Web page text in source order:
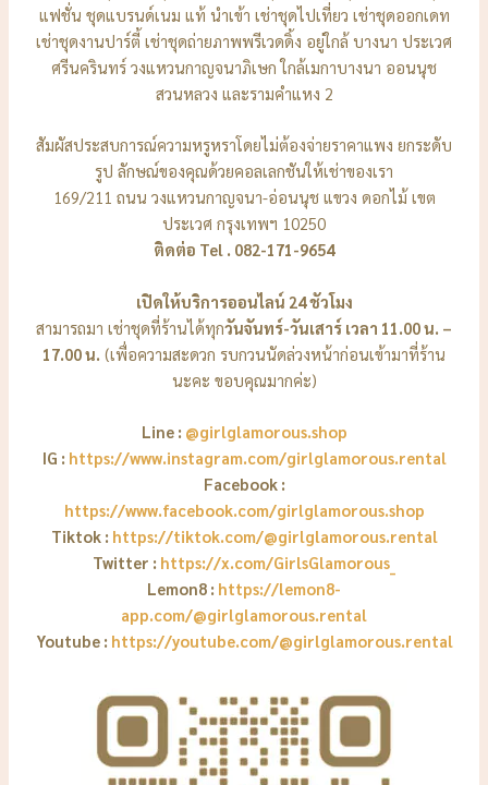
แฟชั่น ชุดแบรนด์เนม แท้ นำเข้า เช่าชุดไปเที่ยว เช่าชุดออกเดท
เช่าชุดงานปาร์ตี้ เช่าชุดถ่ายภาพพรีเวดดิ้ง อยู่ใกล้ บางนา ประเวศ
ศรีนครินทร์ วงแหวนกาญจนาภิเษก ใกล้เมกาบางนา ออนนุช
สวนหลวง และรามคำแหง 2
สัมผัสประสบการณ์ความหรูหราโดยไม่ต้องจ่ายราคาแพง ยกระดับ
รูป ลักษณ์ของคุณด้วยคอลเลกชันให้เช่าของเรา
169/211 ถนน วงแหวนกาญจนา-อ่อนนุช แขวง ดอกไม้ เขต
ประเวศ กรุงเทพฯ 10250
ติดต่อ Tel . 082-171-9654
เปิดให้บริการออนไลน์ 24 ชัวโมง
สามารถมา เช่าชุดที่ร้านได้ทุกวันจันทร์-วันเสาร์ เวลา 11.00 น. –
17.00 น. (เพื่อความสะดวก รบกวนนัดล่วงหน้าก่อนเข้ามาที่ร้าน
นะคะ ขอบคุณมากค่ะ)
Line : @girlglamorous.shop
IG : https://www.instagram.com/girlglamorous.rental
Facebook :
https://www.facebook.com/girlglamorous.shop
Tiktok : https://tiktok.com/@girlglamorous.rental
Twitter : https://x.com/GirlsGlamorous_
Lemon8 : https://lemon8-
app.com/@girlglamorous.rental
Youtube : https://youtube.com/@girlglamorous.rental